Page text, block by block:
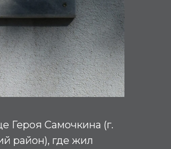
Героя Самочкина (г.
район), где жил